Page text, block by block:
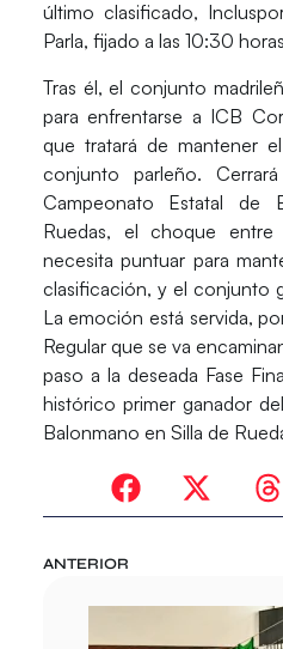
último clasificado,
Parla, fijado a las 10:30
Tras él, el conjunto
para enfrentarse a ICB
que tratará de mantener
conjunto parleño.
Campeonato Estatal de
Ruedas, el choque entre
necesita puntuar para
clasificación, y el conjunto
La emoción está servida,
Regular que se va
paso a la deseada Fase
histórico primer ganador
Balonmano en Silla de
ANTERIOR